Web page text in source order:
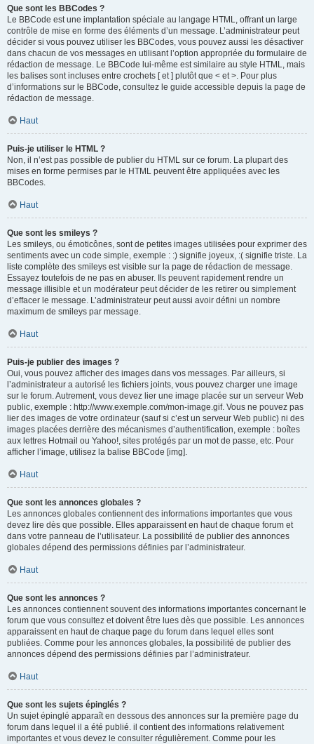
Que sont les BBCodes ?
Le BBCode est une implantation spéciale au langage HTML, offrant un large
contrôle de mise en forme des éléments d’un message. L’administrateur peut
décider si vous pouvez utiliser les BBCodes, vous pouvez aussi les désactiver
dans chacun de vos messages en utilisant l’option appropriée du formulaire de
rédaction de message. Le BBCode lui-même est similaire au style HTML, mais
les balises sont incluses entre crochets [ et ] plutôt que < et >. Pour plus
d’informations sur le BBCode, consultez le guide accessible depuis la page de
rédaction de message.
Haut
Puis-je utiliser le HTML ?
Non, il n’est pas possible de publier du HTML sur ce forum. La plupart des
mises en forme permises par le HTML peuvent être appliquées avec les
BBCodes.
Haut
Que sont les smileys ?
Les smileys, ou émoticônes, sont de petites images utilisées pour exprimer des
sentiments avec un code simple, exemple : :) signifie joyeux, :( signifie triste. La
liste complète des smileys est visible sur la page de rédaction de message.
Essayez toutefois de ne pas en abuser. Ils peuvent rapidement rendre un
message illisible et un modérateur peut décider de les retirer ou simplement
d’effacer le message. L’administrateur peut aussi avoir défini un nombre
maximum de smileys par message.
Haut
Puis-je publier des images ?
Oui, vous pouvez afficher des images dans vos messages. Par ailleurs, si
l’administrateur a autorisé les fichiers joints, vous pouvez charger une image
sur le forum. Autrement, vous devez lier une image placée sur un serveur Web
public, exemple : http://www.exemple.com/mon-image.gif. Vous ne pouvez pas
lier des images de votre ordinateur (sauf si c’est un serveur Web public) ni des
images placées derrière des mécanismes d’authentification, exemple : boîtes
aux lettres Hotmail ou Yahoo!, sites protégés par un mot de passe, etc. Pour
afficher l’image, utilisez la balise BBCode [img].
Haut
Que sont les annonces globales ?
Les annonces globales contiennent des informations importantes que vous
devez lire dès que possible. Elles apparaissent en haut de chaque forum et
dans votre panneau de l’utilisateur. La possibilité de publier des annonces
globales dépend des permissions définies par l’administrateur.
Haut
Que sont les annonces ?
Les annonces contiennent souvent des informations importantes concernant le
forum que vous consultez et doivent être lues dès que possible. Les annonces
apparaissent en haut de chaque page du forum dans lequel elles sont
publiées. Comme pour les annonces globales, la possibilité de publier des
annonces dépend des permissions définies par l’administrateur.
Haut
Que sont les sujets épinglés ?
Un sujet épinglé apparaît en dessous des annonces sur la première page du
forum dans lequel il a été publié. il contient des informations relativement
importantes et vous devez le consulter régulièrement. Comme pour les